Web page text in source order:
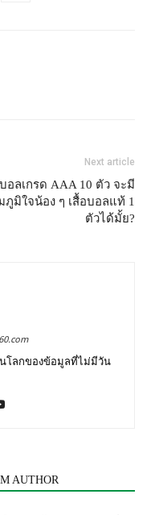
Next article
อลเกรด AAA 10 ตัว จะมี
ภูมิใจน้อง ๆ เสื้อบอลแท้ 1
ตัวได้มั้ย?
โลกของข้อมูลที่ไม่มีวัน
AUTHOR